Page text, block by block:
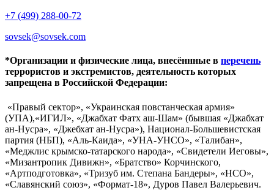
+7 (499) 288-00-72
sovsek@sovsek.com
*Организации и физические лица, внесённные в перечень
террористов и экстремистов, деятельность которых
запрещена в Российской Федерации:
«Правый сектор», «Украинская повстанческая армия»
(УПА),«ИГИЛ», «Джабхат Фатх аш-Шам» (бывшая «Джабхат
ан-Нусра», «Джебхат ан-Нусра»), Национал-Большевистская
партия (НБП), «Аль-Каида», «УНА-УНСО», «Талибан»,
«Меджлис крымско-татарского народа», «Свидетели Иеговы»,
«Мизантропик Дивижн», «Братство» Корчинского,
«Артподготовка», «Тризуб им. Степана Бандеры», «НСО»,
«Славянский союз», «Формат-18», Дуров Павел Валерьевич.